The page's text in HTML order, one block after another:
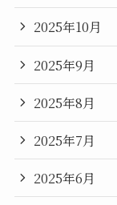
2025年10月
2025年9月
2025年8月
2025年7月
2025年6月